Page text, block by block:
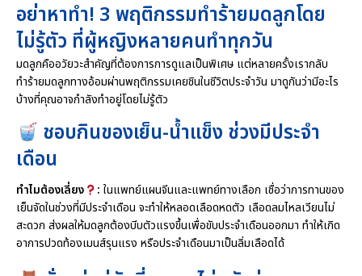
อย่าหาทำ! 3 พฤติกรรมทำร้ายมดลูกโดย
ไม่รู้ตัว ที่ผู้หญิงหลายคนทำทุกวัน
มดลูกคืออวัยวะสำคัญที่ต้องการการดูแลเป็นพิเศษ แต่หลายครั้งเรากลับ
ทำร้ายมดลูกทางอ้อมผ่านพฤติกรรมเคยชินในชีวิตประจำวัน มาดูกันว่ามีอะไร
บ้างที่คุณอาจกำลังทำอยู่โดยไม่รู้ตัว
ชอบกินของเย็น-น้ำแข็ง ช่วงมีประจำ
เดือน
ทำไมต้องเลี่ยง :ในแพทย์แผนจีนและแพทย์ทางเลือก เชื่อว่าการทานของ
เย็นจัดในช่วงที่มีประจำเดือน จะทำให้หลอดเลือดหดตัว เลือดลมไหลเวียนไม่
สะดวก ส่งผลให้มดลูกต้องบีบตัวแรงขึ้นเพื่อขับประจำเดือนออกมา ทำให้เกิด
อาการปวดท้องเมนส์รุนแรง หรือประจำเดือนมาเป็นลิ่มเลือดได้